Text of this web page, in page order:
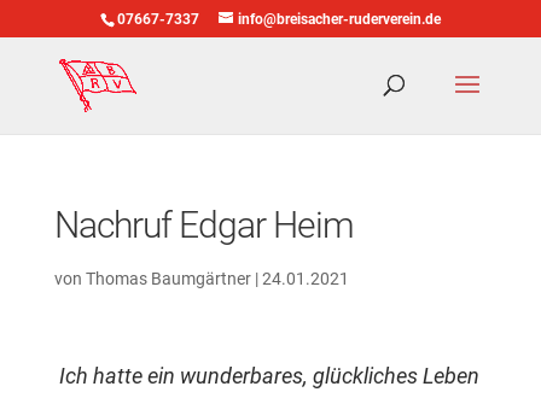
07667-7337 info@breisacher-ruderverein.de
Nachruf Edgar Heim
von Thomas Baumgärtner|24.01.2021
Ich hatte ein wunderbares, glückliches Leben